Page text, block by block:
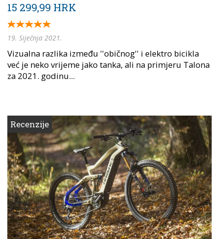
15 299,99 HRK
19. Siječnja 2021.
Vizualna razlika između ''običnog'' i elektro bicikla
već je neko vrijeme jako tanka, ali na primjeru Talona
za 2021. godinu...
Recenzije